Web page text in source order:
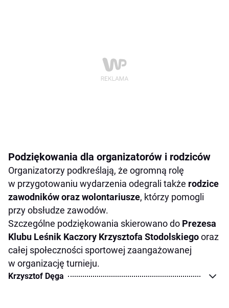
Podziękowania dla organizatorów i rodziców
Organizatorzy podkreślają, że ogromną rolę
w przygotowaniu wydarzenia odegrali także rodzice
zawodników oraz wolontariusze, którzy pomogli
przy obsłudze zawodów.
Szczególne podziękowania skierowano do Prezesa
Klubu Leśnik Kaczory Krzysztofa Stodolskiegooraz
całej społeczności sportowej zaangażowanej
w organizację turnieju.
Krzysztof Dęga